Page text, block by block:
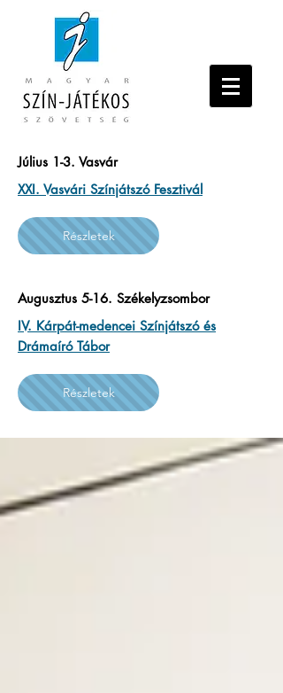
Július 1-3. Vasvár
XXI. Vasvári Színjátszó Fesztivál
Részletek
Augusztus 5-16. Székelyzsombor
IV. Kárpát-medencei Színjátszó és
Drámaíró Tábor
Részletek